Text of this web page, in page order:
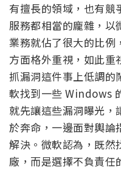
有擅長的領域，也有競
服務都相當的龐雜，以
業務就佔了很大的比
方面格外重視，如此重
抓漏洞這件事上低調
軟找到一些 Windows
就先讓這些漏洞曝光，
於奔命，一邊面對輿論
解決。微軟認為，既然
廠，而是選擇不負責任